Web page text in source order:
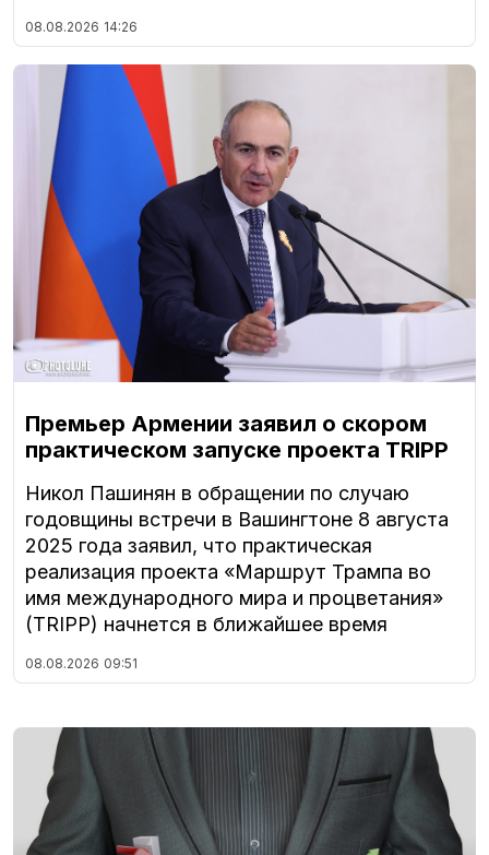
08.08.2026 14:26
Премьер Армении заявил о скором
практическом запуске проекта TRIPP
Никол Пашинян в обращении по случаю
годовщины встречи в Вашингтоне 8 августа
2025 года заявил, что практическая
реализация проекта «Маршрут Трампа во
имя международного мира и процветания»
(TRIPP) начнется в ближайшее время
08.08.2026 09:51